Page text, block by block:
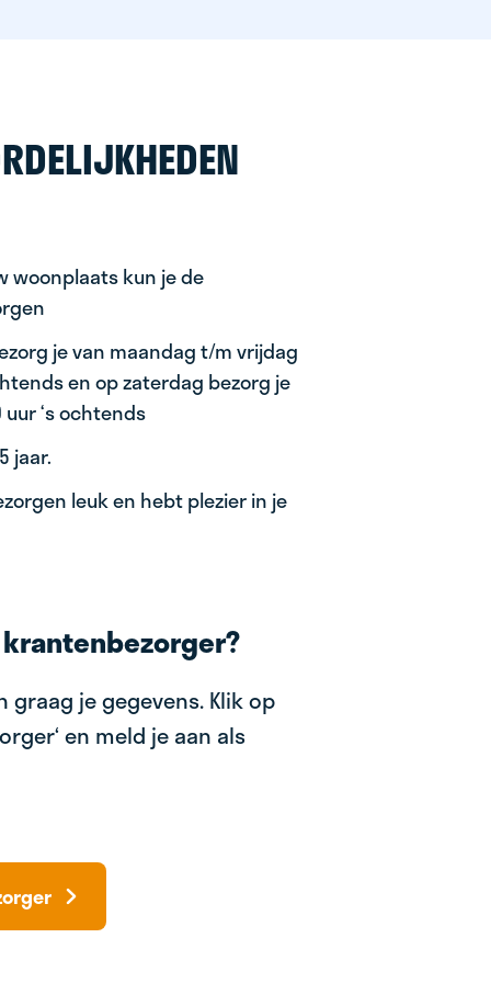
woonplaats kun je de
je van maandag t/m vrijdag
en op zaterdag bezorg je
‘s ochtends
jaar.
leuk en hebt plezier in je
graag je gegevens. Klik op
en meld je aan als